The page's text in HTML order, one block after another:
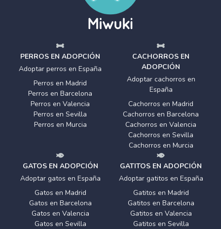
PERROS EN ADOPCIÓN
Adoptar perros en España
Perros en Madrid
Perros en Barcelona
Perros en Valencia
Perros en Sevilla
Perros en Murcia
CACHORROS EN
ADOPCIÓN
Adoptar cachorros en
España
Cachorros en Madrid
Cachorros en Barcelona
Cachorros en Valencia
Cachorros en Sevilla
Cachorros en Murcia
GATOS EN ADOPCIÓN
Adoptar gatos en España
Gatos en Madrid
Gatos en Barcelona
Gatos en Valencia
Gatos en Sevilla
GATITOS EN ADOPCIÓN
Adoptar gatitos en España
Gatitos en Madrid
Gatitos en Barcelona
Gatitos en Valencia
Gatitos en Sevilla